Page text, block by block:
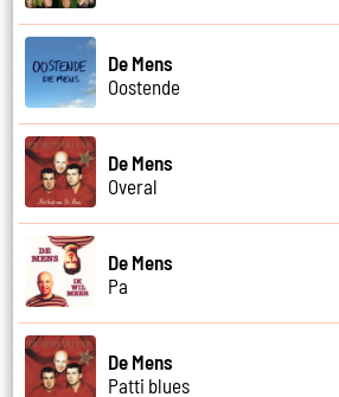
De Mens
Oostende
De Mens
Overal
De Mens
Pa
De Mens
Patti blues